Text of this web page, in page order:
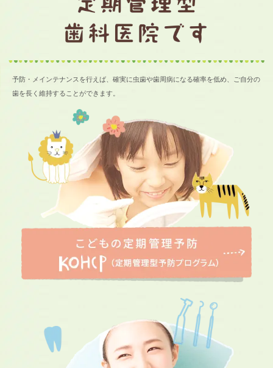
予防・メインテナンスを行えば、確実に虫歯や歯周病になる確率を低め、ご自分の
歯を長く維持することができます。